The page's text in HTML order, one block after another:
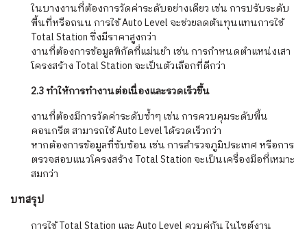
ในบางงานที่ต้องการวัดค่าระดับอย่างเดียว เช่น การปรับระดับ
พื้นที่หรือถนน การใช้ Auto Level จะช่วยลดต้นทุนแทนการใช้
Total Station ซึ่งมีราคาสูงกว่า
งานที่ต้องการข้อมูลพิกัดที่แม่นยำ เช่น การกำหนดตำแหน่งเสา
โครงสร้าง Total Station จะเป็นตัวเลือกที่ดีกว่า
2.3 ทำให้การทำงานต่อเนื่องและรวดเร็วขึ้น
งานที่ต้องมีการวัดค่าระดับซ้ำๆ เช่น การควบคุมระดับพื้น
คอนกรีต สามารถใช้ Auto Level ได้รวดเร็วกว่า
หากต้องการข้อมูลที่ซับซ้อน เช่น การสำรวจภูมิประเทศ หรือการ
ตรวจสอบแนวโครงสร้าง Total Station จะเป็นเครื่องมือที่เหมาะ
สมกว่า
บทสรุป